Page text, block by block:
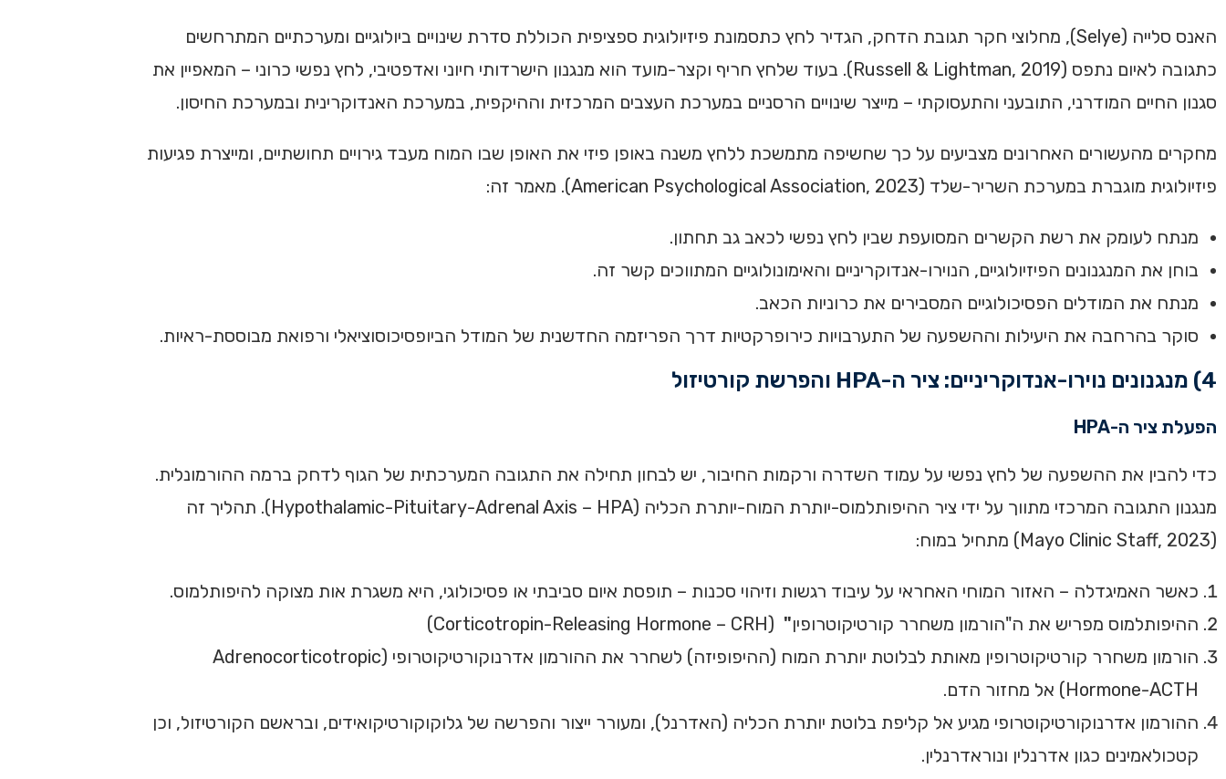
האנס סלייה (Selye), מחלוצי חקר תגובת הדחק, הגדיר לחץ כתסמונת פיזיולוגית ספציפית הכוללת סדרת שינויים ביולוגיים ומערכתיים המתרחשים
כתגובה לאיום נתפס (Russell & Lightman, 2019). בעוד שלחץ חריף וקצר-מועד הוא מנגנון הישרדותי חיוני ואדפטיבי, לחץ נפשי כרוני – המאפיין את
סגנון החיים המודרני, התובעני והתעסוקתי – מייצר שינויים הרסניים במערכת העצבים המרכזית וההיקפית, במערכת האנדוקרינית ובמערכת החיסון.
מחקרים מהעשורים האחרונים מצביעים על כך שחשיפה מתמשכת ללחץ משנה באופן פיזי את האופן שבו המוח מעבד גירויים תחושתיים, ומייצרת פגיעות
פיזיולוגית מוגברת במערכת השריר-שלד (American Psychological Association, 2023). מאמר זה:
מנתח לעומק את רשת הקשרים המסועפת שבין לחץ נפשי לכאב גב תחתון.
בוחן את המנגנונים הפיזיולוגיים, הנוירו-אנדוקריניים והאימונולוגיים המתווכים קשר זה.
מנתח את המודלים הפסיכולוגיים המסבירים את כרוניות הכאב.
סוקר בהרחבה את היעילות וההשפעה של התערבויות כירופרקטיות דרך הפריזמה החדשנית של המודל הביופסיכוסוציאלי ורפואת מבוססת-ראיות.
4) מנגנונים נוירו-אנדוקריניים: ציר ה-HPA והפרשת קורטיזול
הפעלת ציר ה-HPA
כדי להבין את ההשפעה של לחץ נפשי על עמוד השדרה ורקמות החיבור, יש לבחון תחילה את התגובה המערכתית של הגוף לדחק ברמה ההורמונלית.
מנגנון התגובה המרכזי מתווך על ידי ציר ההיפותלמוס-יותרת המוח-יותרת הכליה (Hypothalamic-Pituitary-Adrenal Axis – HPA). תהליך זה
(Mayo Clinic Staff, 2023) מתחיל במוח:
כאשר האמיגדלה – האזור המוחי האחראי על עיבוד רגשות וזיהוי סכנות – תופסת איום סביבתי או פסיכולוגי, היא משגרת אות מצוקה להיפותלמוס.
ההיפותלמוס מפריש את ה"הורמון משחרר קורטיקוטרופין"
(Corticotropin-Releasing Hormone – CRH)
הורמון משחרר קורטיקוטרופין מאותת לבלוטת יותרת המוח (ההיפופיזה) לשחרר את ההורמון אדרנוקורטיקוטרופי (Adrenocorticotropic
Hormone-ACTH) אל מחזור הדם.
ההורמון אדרנוקורטיקוטרופי מגיע אל קליפת בלוטת יותרת הכליה (האדרנל), ומעורר ייצור והפרשה של גלוקוקורטיקואידים, ובראשם הקורטיזול, וכן
קטכולאמינים כגון אדרנלין ונוראדרנלין.